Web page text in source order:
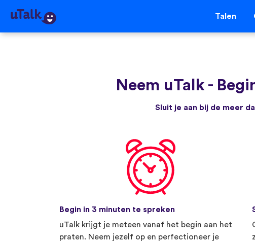
Talen
Neem uTalk -
Sluit je aan bij de meer
Begin in 3 minuten te spreken
uTalk krijgt je meteen vanaf het begin aan het
praten. Neem jezelf op en perfectioneer je